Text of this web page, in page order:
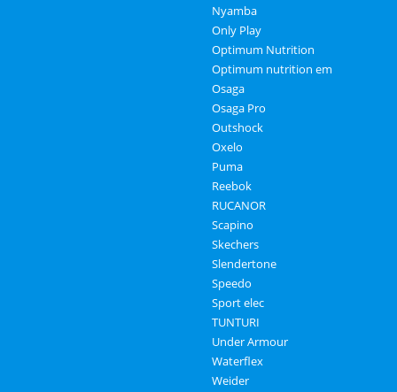
Nyamba
Only Play
Optimum Nutrition
Optimum nutrition em
Osaga
Osaga Pro
Outshock
Oxelo
Puma
Reebok
RUCANOR
Scapino
Skechers
Slendertone
Speedo
Sport elec
TUNTURI
Under Armour
Waterflex
Weider